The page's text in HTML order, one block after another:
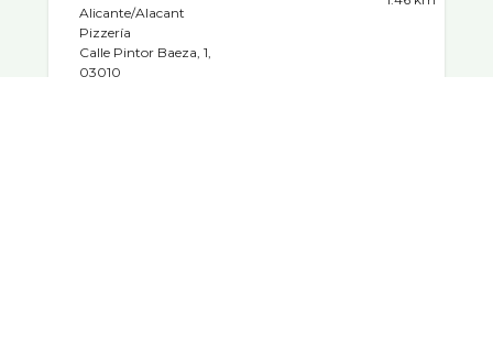
Alicante/Alacant
Pizzerí­a
Calle Pintor Baeza, 1,
03010